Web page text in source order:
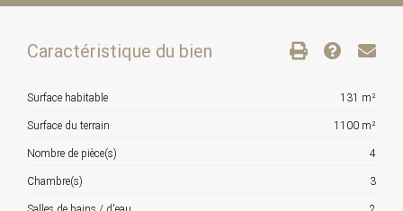
Caractéristique du bien
Surface habitable 131 m²
Surface du terrain 1100 m²
Nombre de pièce(s) 4
Chambre(s) 3